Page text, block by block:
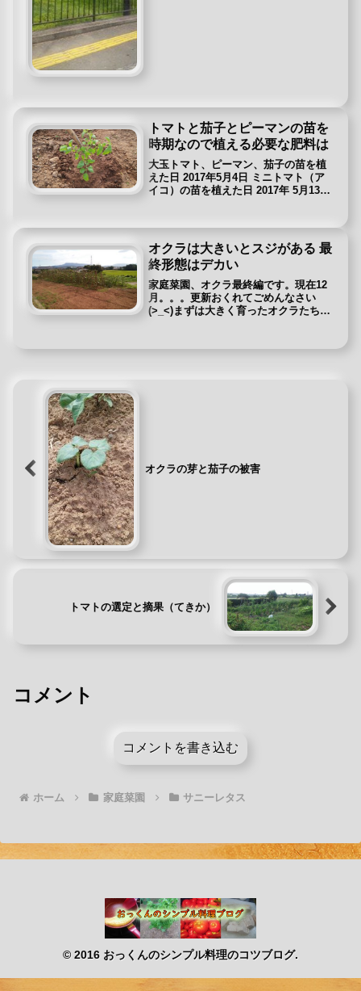
トマトと茄子とピーマンの苗を
時期なので植える必要な肥料は
大玉トマト、ピーマン、茄子の苗を植
えた日 2017年5月4日 ミニトマト（ア
イコ）の苗を植えた日 2017年 5月13日
べてからトマトが好きになったおっく
んです。(^...
オクラは大きいとスジがある 最
終形態はデカい
家庭菜園、オクラ最終編です。現在12
月。。。更新おくれてごめんなさい
(>_<)まずは大きく育ったオクラたち。
が目線より上の物もあります。オクラ
オクラの芽と茄子の被害
トマトの選定と摘果（てきか）
コメント
コメントを書き込む
ホーム 家庭菜園 サニーレタス
© 2016 おっくんのシンプル料理のコツブログ.